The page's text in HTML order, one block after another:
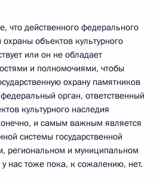
что действенного федерального
охраны объектов культурного
или он не обладает
и полномочиями, чтобы
охрану памятников
орган, ответственный
культурного наследия
и самым важным является
системы государственной
региональном и муниципальном
нас тоже пока, к сожалению, нет.